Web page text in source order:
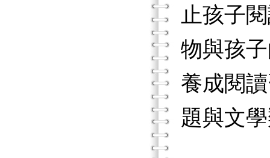
止孩子
物與孩
養成閱
題與文